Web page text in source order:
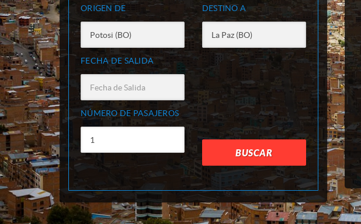
ORIGEN DE DESTINO A
FECHA DE SALIDA
NÚMERO DE PASAJEROS
BUSCAR